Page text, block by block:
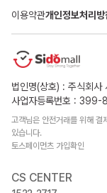
이용약관개인정보처리방
법인명(상호) : 주식회사
사업자등록번호 :
고객님은 안전거래를 위해 결
있습니다.
토스페이먼츠 가입확인
CS CENTER